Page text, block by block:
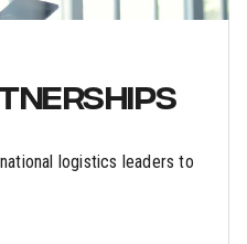
logistics leaders to